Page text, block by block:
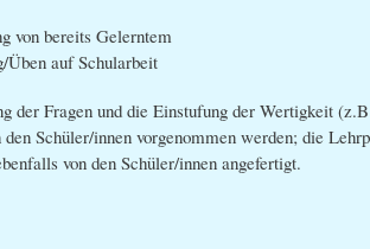
von bereits Gelerntem
Üben auf Schularbeit
der Fragen und die Einstufung der Wertigkeit
den Schüler/innen vorgenommen werden; die
von den Schüler/innen angefertigt.